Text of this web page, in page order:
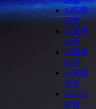
Ai电商
运营
AI直播
运营
Ai图像
处理
Ai视频
语音
Ai办公
提效